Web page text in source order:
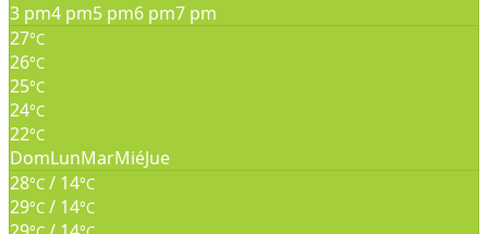
3 pm4 pm5 pm6 pm7 pm
27°C
26°C
25°C
24°C
22°C
DomLunMarMiéJue
28°C / 14°C
29°C / 14°C